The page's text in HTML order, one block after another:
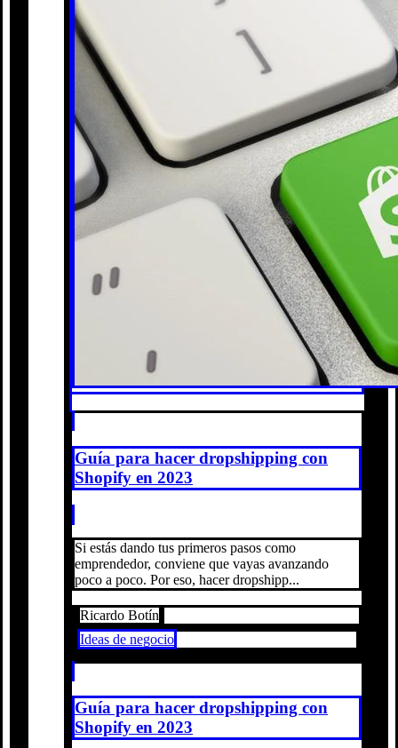
Guía para hacer dropshipping con
Shopify en 2023
Si estás dando tus primeros pasos como
emprendedor, conviene que vayas avanzando
poco a poco. Por eso, hacer dropshipp...
Ricardo Botín
Ideas de negocio
Guía para hacer dropshipping con
Shopify en 2023